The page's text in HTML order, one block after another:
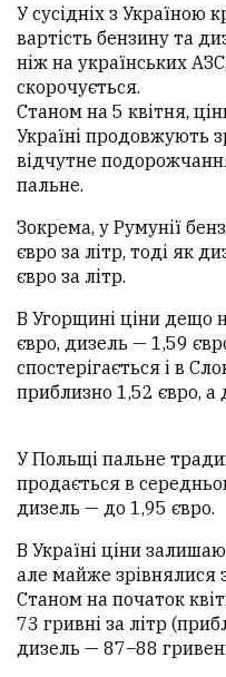
У сусідніх з Україною
вартість бензину та
ніж на українських
скорочується.
Станом на 5 квітня,
Україні продовжують
відчутне
пальне.
Зокрема, у Румунії
євро за літр, тоді як
євро за літр.
В Угорщині ціни дещо
євро, дизель — 1,59
спостерігається і в
приблизно 1,52 євро, а
У Польщі пальне
продається в
дизель — до 1,95 євро.
В Україні ціни
але майже зрівнялися
Станом на початок
73 гривні за літр
дизель — 87–88